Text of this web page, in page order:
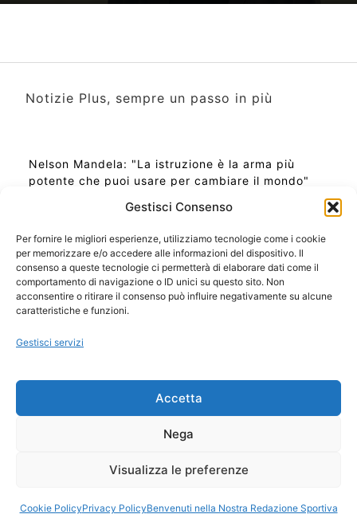
Gestisci Consenso
Per fornire le migliori esperienze, utilizziamo tecnologie come i cookie
per memorizzare e/o accedere alle informazioni del dispositivo. Il
consenso a queste tecnologie ci permetterà di elaborare dati come il
comportamento di navigazione o ID unici su questo sito. Non
acconsentire o ritirare il consenso può influire negativamente su alcune
caratteristiche e funzioni.
Gestisci servizi
Accetta
Nega
Visualizza le preferenze
Cookie PolicyPrivacy PolicyBenvenuti nella Nostra Redazione Sportiva
Notizie Plus, sempre un passo in più
Nelson Mandela: "La istruzione è la arma più
potente che puoi usare per cambiare il mondo"
Ora Esatta in Italia in questo momento
Ti Senti Strano Ultimamente? Potrebbe Essere per
la Risonanza di Schumann
Come Sapere Se Stai Ascendendo alla Quinta
Copyright 2026 NotiziePlus.com
📰 Contenuto Umano Verificato
Privacy Coockie
Pubblicità